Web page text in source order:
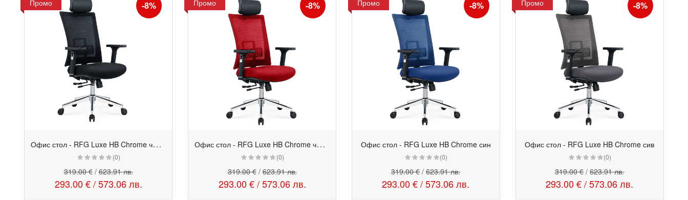
Промо -8%
О
фис стол - RFG Luxe HB Chrome черен
(0)
319.00 €/623.91 лв.
293.00 €/573.06 лв.
Промо -8%
О
фис стол - RFG Luxe HB Chrome червен
(0)
319.00 €/623.91 лв.
293.00 €/573.06 лв.
Промо -8%
Офис стол - RFG Luxe HB Chrome син
(0)
319.00 €/623.91 лв.
293.00 €/573.06 лв.
Промо -8%
Офис стол - RFG Luxe HB Chrome сив
(0)
319.00 €/623.91 лв.
293.00 €/573.06 лв.